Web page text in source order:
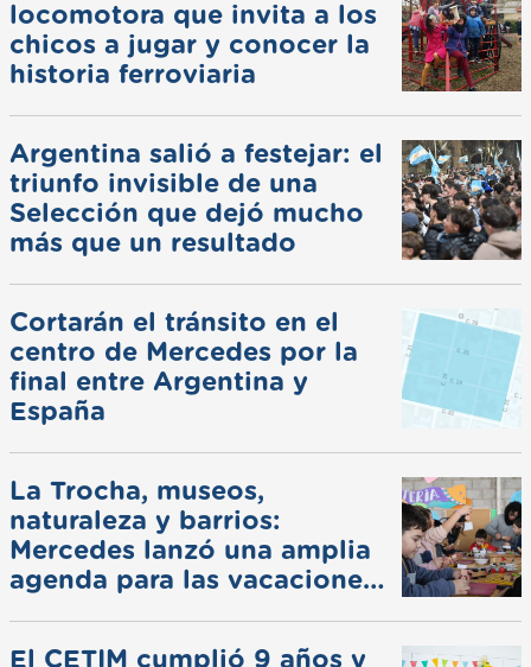
locomotora que invita a los
chicos a jugar y conocer la
historia ferroviaria
Argentina salió a festejar: el
triunfo invisible de una
Selección que dejó mucho
más que un resultado
Cortarán el tránsito en el
centro de Mercedes por la
final entre Argentina y
España
La Trocha, museos,
naturaleza y barrios:
Mercedes lanzó una amplia
agenda para las vacaciones
El CETIM cumplió 9 años y